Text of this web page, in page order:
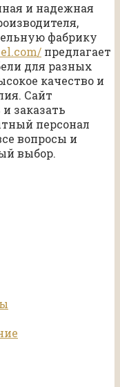
и надежная
фабрику
предлагает
для разных
качество и
Сайт
заказать
персонал
вопросы и
выбор.